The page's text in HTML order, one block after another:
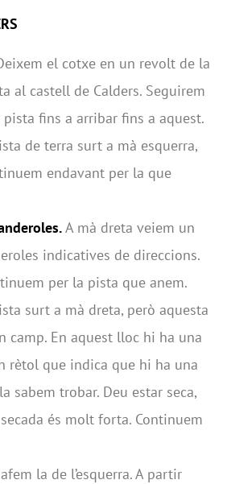
el cotxe en un revolt de la
al castell de Calders. Seguirem
fins a arribar fins a aquest.
de terra surt a mà esquerra,
endavant per la que
A mà dreta veiem un
indicatives de direccions.
per la pista que anem.
surt a mà dreta, però aquesta
camp. En aquest lloc hi ha una
rètol que indica que hi ha una
sabem trobar. Deu estar seca,
és molt forta. Continuem
la de l’esquerra. A partir